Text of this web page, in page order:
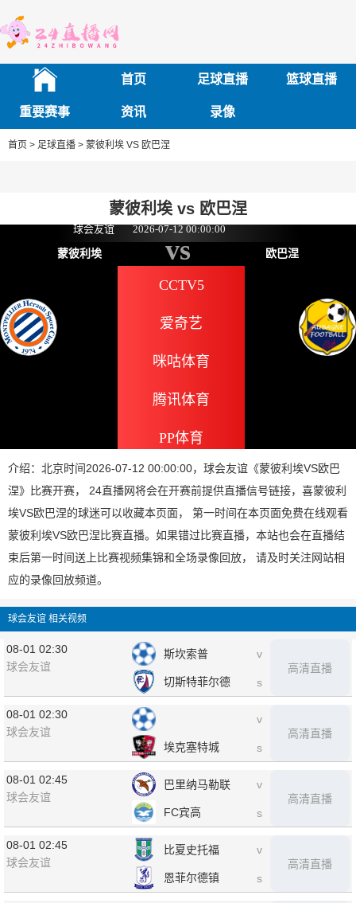
首页 足球直播 篮球直播
重要赛事 资讯 录像
首页 > 足球直播 > 蒙彼利埃 VS 欧巴涅
蒙彼利埃 vs 欧巴涅
球会友谊 2026-07-12 00:00:00
蒙彼利埃 vs 欧巴涅
CCTV5
爱奇艺
咪咕体育
腾讯体育
PP体育
介绍：北京时间2026-07-12 00:00:00，球会友谊《蒙彼利埃VS欧巴
涅》比赛开赛， 24直播网将会在开赛前提供直播信号链接，喜蒙彼利
埃VS欧巴涅的球迷可以收藏本页面， 第一时间在本页面免费在线观看
蒙彼利埃VS欧巴涅比赛直播。如果错过比赛直播，本站也会在直播结
束后第一时间送上比赛视频集锦和全场录像回放， 请及时关注网站相
应的录像回放频道。
球会友谊 相关视频
08-01 02:30
球会友谊
斯坎索普
切斯特菲尔德
v
s
高清直播
08-01 02:30
球会友谊
埃克塞特城
v
s
高清直播
08-01 02:45
球会友谊
巴里纳马勒联
FC宾高
v
s
高清直播
08-01 02:45
球会友谊
比夏史托福
恩菲尔德镇
v
s
高清直播